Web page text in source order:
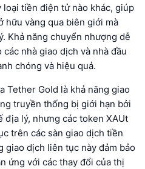
tiền điện tử nào khác, giúp
hữu vàng qua biên giới mà
Khả năng chuyển nhượng dễ
nhà giao dịch và nhà đầu
chóng và hiệu quả.
Tether Gold là khả năng giao
truyền thống bị giới hạn bởi
địa lý, nhưng các token XAUt
trên các sàn giao dịch tiền
giao dịch liên tục này đảm bảo
ứng với các thay đổi của thị